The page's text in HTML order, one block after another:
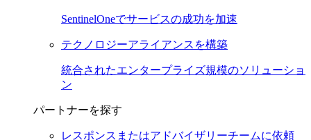
SentinelOneでサービスの成功を加速
テクノロジーアライアンスを構築
統合されたエンタープライズ規模のソリューショ
ン
パートナーを探す
レスポンスまたはアドバイザリーチームに依頼